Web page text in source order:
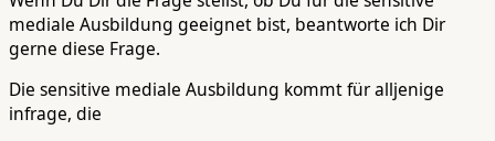
mediale Ausbildung geeignet bist, beantworte ich Dir
gerne diese Frage.
Die sensitive mediale Ausbildung kommt für alljenige
infrage, die